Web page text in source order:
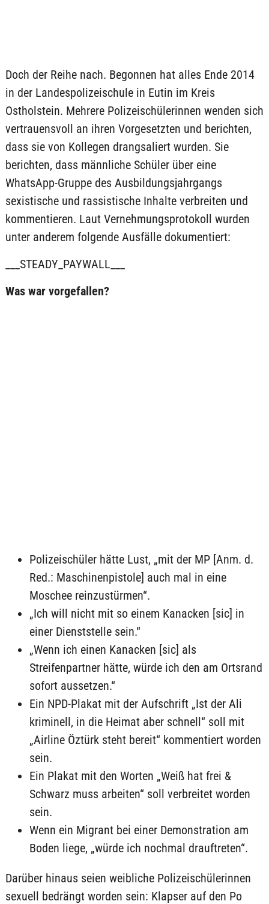
Doch der Reihe nach. Begonnen hat alles Ende 2014
in der Landespolizeischule in Eutin im Kreis
Ostholstein. Mehrere Polizeischülerinnen wenden sich
vertrauensvoll an ihren Vorgesetzten und berichten,
dass sie von Kollegen drangsaliert wurden. Sie
berichten, dass männliche Schüler über eine
WhatsApp-Gruppe des Ausbildungsjahrgangs
sexistische und rassistische Inhalte verbreiten und
kommentieren. Laut Vernehmungsprotokoll wurden
unter anderem folgende Ausfälle dokumentiert:
___STEADY_PAYWALL___
Was war vorgefallen?
Polizeischüler hätte Lust, „mit der MP [Anm. d.
Red.: Maschinenpistole] auch mal in eine
Moschee reinzustürmen“.
„Ich will nicht mit so einem Kanacken [sic] in
einer Dienststelle sein.“
„Wenn ich einen Kanacken [sic] als
Streifenpartner hätte, würde ich den am Ortsrand
sofort aussetzen.“
Ein NPD-Plakat mit der Aufschrift „Ist der Ali
kriminell, in die Heimat aber schnell“ soll mit
„Airline Öztürk steht bereit“ kommentiert worden
sein.
Ein Plakat mit den Worten „Weiß hat frei &
Schwarz muss arbeiten“ soll verbreitet worden
sein.
Wenn ein Migrant bei einer Demonstration am
Boden liege, „würde ich nochmal drauftreten“.
Darüber hinaus seien weibliche Polizeischülerinnen
sexuell bedrängt worden sein: Klapser auf den Po